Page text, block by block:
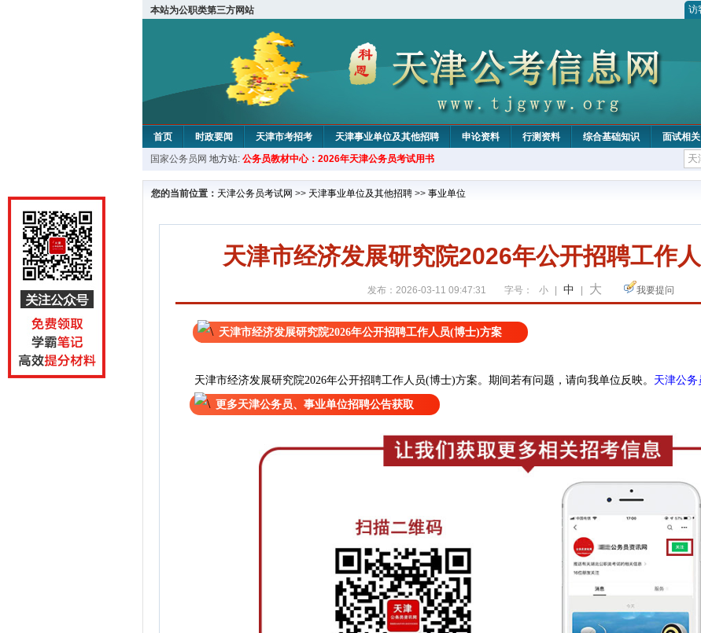
本站为公职类第三方网站 访
首页 时政要闻 天津市考招考 天津事业单位及其他招聘 申论资料 行测资料 综合基础知识 面试相关
教材中心
国家公务员网 地方站: 公务员教材中心：2026年天津公务员考试用书
您的当前位置： 天津公务员考试网 >> 天津事业单位及其他招聘 >> 事业单位
天津市经济发展研究院2026年公开招聘工作
发布：2026-03-11 09:47:31 字号： 小 中 大 我要提问
天津市经济发展研究院2026年公开招聘工作人员(博士)方案
天津市经济发展研究院2026年公开招聘工作人员(博士)方案。 期间若有问题，请向我单位反映。 天津公务
更多天津公务员、事业单位招聘公告获取